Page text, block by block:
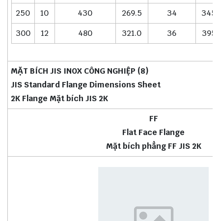
250
10 430 269.5 34
345
300
12 480 321.0 36 395
MẶT BÍCH JIS INOX CÔNG NGHIỆP (8)
JIS Standard Flange Dimensions Sheet
2K Flange Mặt bích JIS 2K
FF
Flat Face Flange
Mặt bích phẳng FF JIS 2K